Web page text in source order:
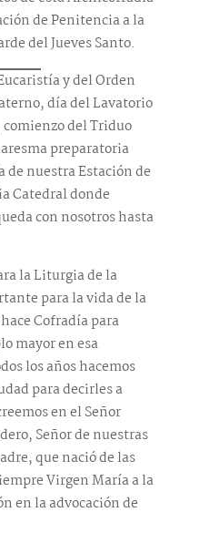
de Penitencia a la
del Jueves Santo.
y del Orden
día del Lavatorio
del Triduo
preparatoria
de nuestra Estación de
Catedral donde
con nosotros hasta
la Liturgia de la
para la vida de la
Cofradía para
mayor en esa
los años hacemos
para decirles a
en el Señor
Señor de nuestras
que nació de las
Virgen María a la
en la advocación de